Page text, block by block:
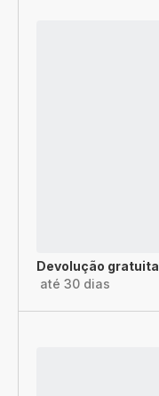
Devolução gratuita
até 30 dias